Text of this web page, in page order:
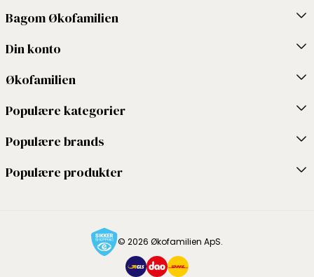
Bagom Økofamilien
Din konto
Økofamilien
Populære kategorier
Populære brands
Populære produkter
© 2026 Økofamilien ApS.